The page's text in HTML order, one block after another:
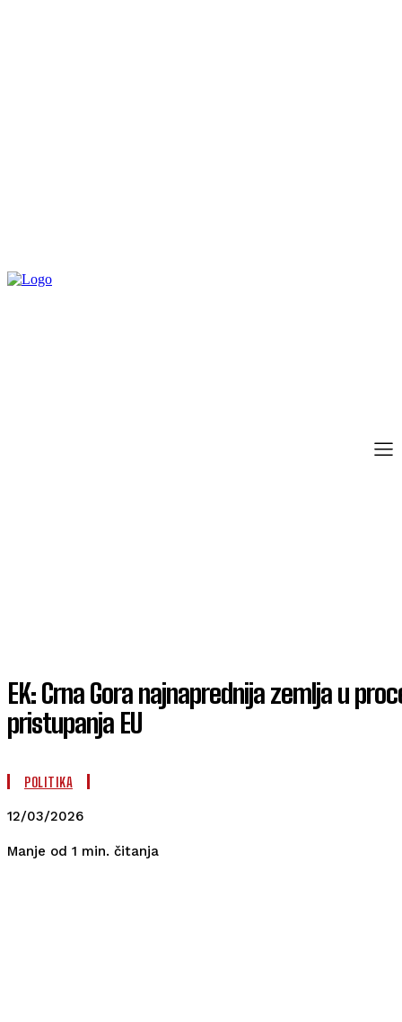
EK: Crna Gora najnaprednija zemlja u
pristupanja EU
POLITIKA
12/03/2026
Manje od 1 min. čitanja